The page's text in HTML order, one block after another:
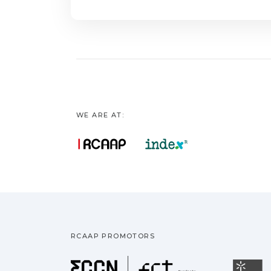
WE ARE AT:
RCAAP PROMOTORS
Fundação